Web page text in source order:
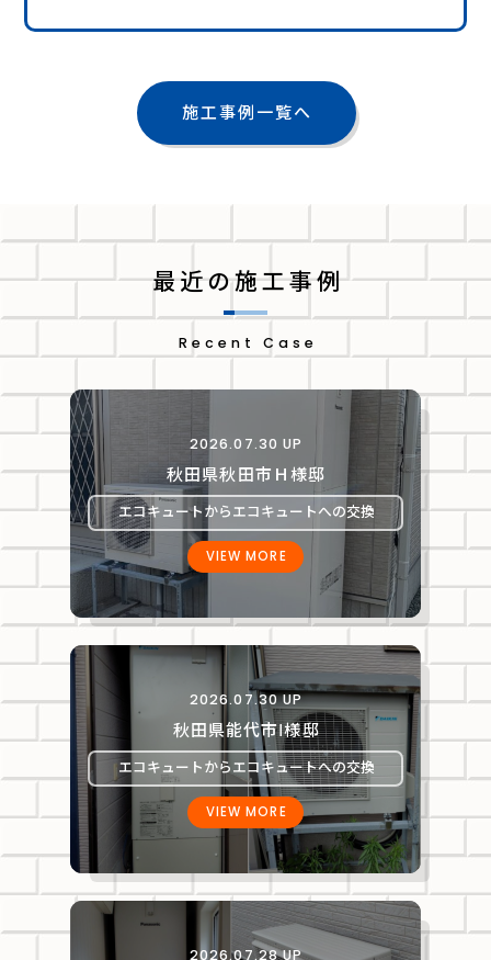
施工事例一覧へ
最近の施工事例
Recent Case
2026.07.30 UP
秋田県秋田市Ｈ様邸
エコキュートからエコキュートへの交換
VIEW MORE
2026.07.30 UP
秋田県能代市Ⅰ様邸
エコキュートからエコキュートへの交換
VIEW MORE
2026.07.28 UP